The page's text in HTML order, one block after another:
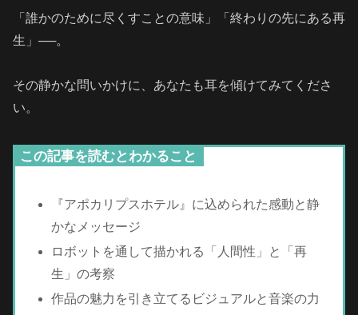
「誰かのために尽くすことの意味」「終わりの先にある再
生」──。
その静かな問いかけに、あなたも耳を傾けてみてくださ
い。
この記事を読むとわかること
『アポカリプスホテル』に込められた感動と静
かなメッセージ
ロボットを通して描かれる「人間性」と「再
生」の考察
作品の魅力を引き立てるビジュアルと音楽の力